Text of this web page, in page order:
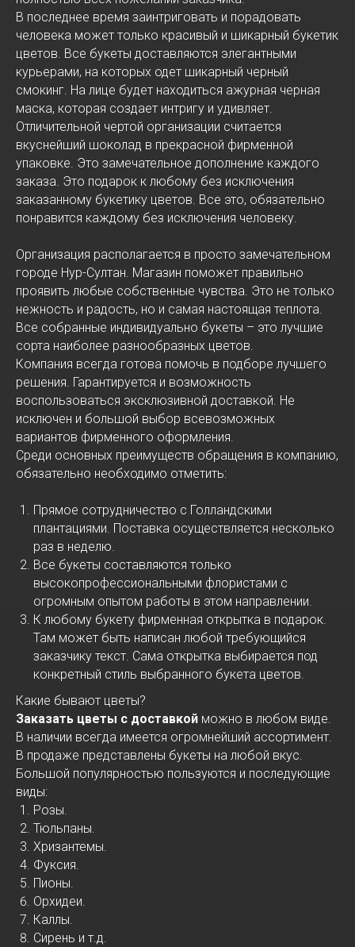
В последнее время заинтриговать и порадовать
человека может только красивый и шикарный букетик
цветов. Все букеты доставляются элегантными
курьерами, на которых одет шикарный черный
смокинг. На лице будет находиться ажурная черная
маска, которая создает интригу и удивляет.
Отличительной чертой организации считается
вкуснейший шоколад в прекрасной фирменной
упаковке. Это замечательное дополнение каждого
заказа. Это подарок к любому без исключения
заказанному букетику цветов. Все это, обязательно
понравится каждому без исключения человеку.
Организация располагается в просто замечательном
городе Нур-Султан. Магазин поможет правильно
проявить любые собственные чувства. Это не только
нежность и радость, но и самая настоящая теплота.
Все собранные индивидуально букеты – это лучшие
сорта наиболее разнообразных цветов.
Компания всегда готова помочь в подборе лучшего
решения. Гарантируется и возможность
воспользоваться эксклюзивной доставкой. Не
исключен и большой выбор всевозможных
вариантов фирменного оформления.
Среди основных преимуществ обращения в компанию,
обязательно необходимо отметить:
Прямое сотрудничество с Голландскими
плантациями. Поставка осуществляется несколько
раз в неделю.
Все букеты составляются только
высокопрофессиональными флористами с
огромным опытом работы в этом направлении.
К любому букету фирменная открытка в подарок.
Там может быть написан любой требующийся
заказчику текст. Сама открытка выбирается под
конкретный стиль выбранного букета цветов.
Какие бывают цветы?
Заказать цветы с доставкой можно в любом виде.
В наличии всегда имеется огромнейший ассортимент.
В продаже представлены букеты на любой вкус.
Большой популярностью пользуются и последующие
виды:
Розы.
Тюльпаны.
Хризантемы.
Фуксия.
Пионы.
Орхидеи.
Каллы.
Сирень и т.д.